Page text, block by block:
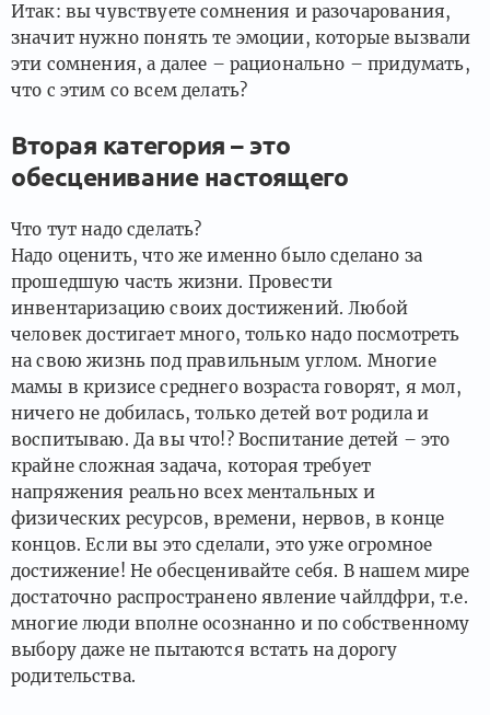
Итак: вы чувствуете сомнения и разочарования,
значит нужно понять те эмоции, которые вызвали
эти сомнения, а далее – рационально – придумать,
что с этим со всем делать?
Вторая категория – это
обесценивание настоящего
Что тут надо сделать?
Надо оценить, что же именно было сделано за
прошедшую часть жизни. Провести
инвентаризацию своих достижений. Любой
человек достигает много, только надо посмотреть
на свою жизнь под правильным углом. Многие
мамы в кризисе среднего возраста говорят, я мол,
ничего не добилась, только детей вот родила и
воспитываю. Да вы что!? Воспитание детей – это
крайне сложная задача, которая требует
напряжения реально всех ментальных и
физических ресурсов, времени, нервов, в конце
концов. Если вы это сделали, это уже огромное
достижение! Не обесценивайте себя. В нашем мире
достаточно распространено явление чайлдфри, т.е.
многие люди вполне осознанно и по собственному
выбору даже не пытаются встать на дорогу
родительства.